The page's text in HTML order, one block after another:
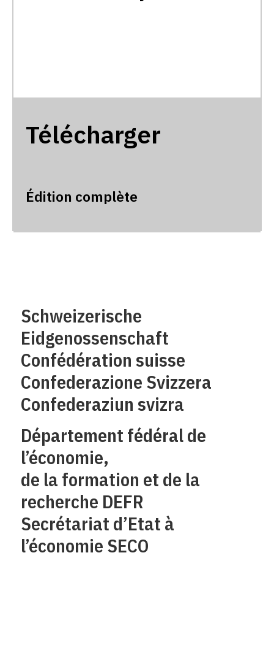
Télécharger
Édition complète
Schweizerische
Eidgenossenschaft
Confédération suisse
Confederazione Svizzera
Confederaziun svizra
Département fédéral de
l’économie,
de la formation et de la
recherche DEFR
Secrétariat d’Etat à
l’économie SECO